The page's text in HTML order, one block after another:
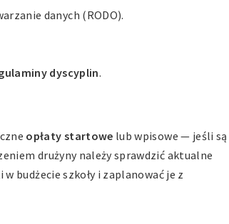
danych (RODO).
dyscyplin.
opłaty startowe lub wpisowe — jeśli są
drużyny należy sprawdzić aktualne
budżecie szkoły i zaplanować je z